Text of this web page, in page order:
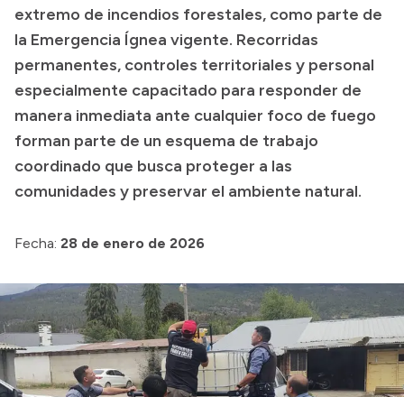
Recibos de sueldo
Correo oficial
extremo de incendios forestales, como parte de
la Emergencia Ígnea vigente. Recorridas
permanentes, controles territoriales y personal
especialmente capacitado para responder de
manera inmediata ante cualquier foco de fuego
forman parte de un esquema de trabajo
coordinado que busca proteger a las
comunidades y preservar el ambiente natural.
Fecha: 28 de enero de 2026